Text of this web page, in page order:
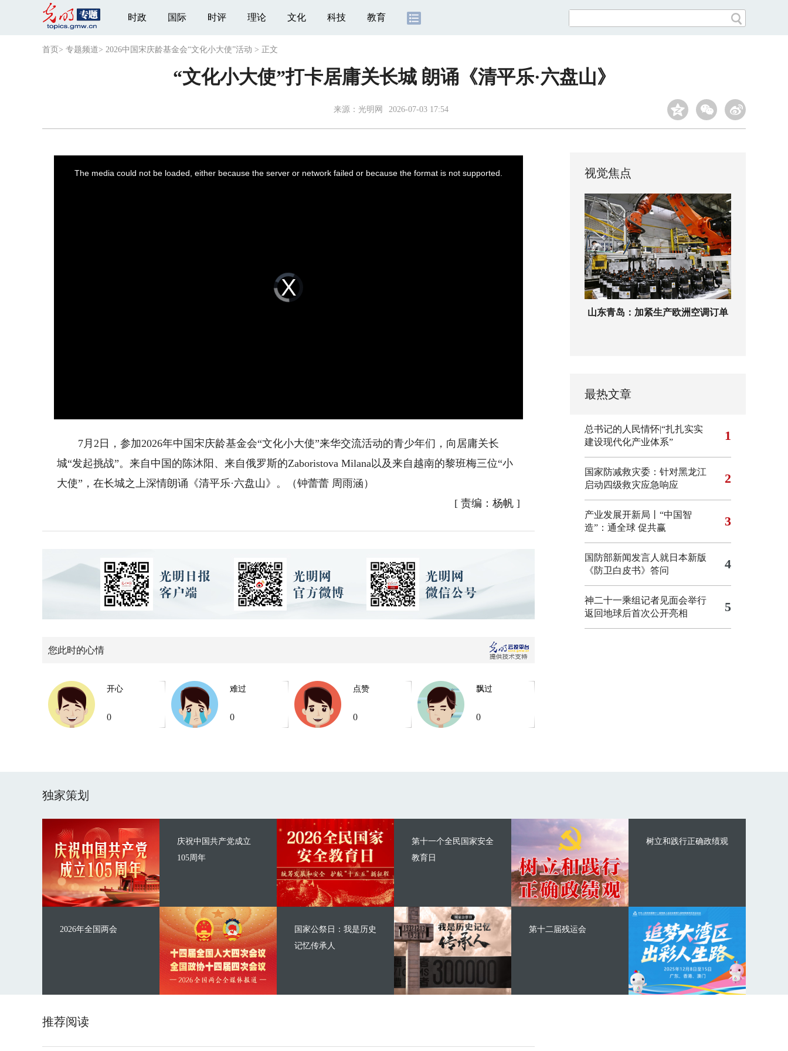
时政 国际 时评 理论 文化 科技 教育
首页 > 专题频道> 2026中国宋庆龄基金会“文化小大使”活动 > 正文
“文化小大使”打卡居庸关长城 朗诵《清平乐·六盘山》
来源： 光明网 2026-07-03 17:54
Video
Player
is
loading.
The media could not be loaded, either because the server or network failed or because the format is not supported.
7月2日，参加2026年中国宋庆龄基金会“文化小大使”来华交流活动的青少年们，向居庸关长
城“发起挑战”。来自中国的陈沐阳、来自俄罗斯的Zaboristova Milana以及来自越南的黎班梅三位“小
大使”，在长城之上深情朗诵《清平乐·六盘山》。
（钟蕾蕾 周雨涵）
[ 责编：杨帆 ]
您此时的心情
开心
0
难过
0
点赞
0
飘过
0
视觉焦点
山东青岛：加紧生产欧洲空调订单
最热文章
总书记的人民情怀|“扎扎实实
建设现代化产业体系”
1
国家防减救灾委：针对黑龙江
启动四级救灾应急响应
2
产业发展开新局丨“中国智
造”：通全球 促共赢
3
国防部新闻发言人就日本新版
《防卫白皮书》答问
4
神二十一乘组记者见面会举行
返回地球后首次公开亮相
5
独家策划
庆祝中国共产党成立
105周年
2026年全国两会
第十一个全民国家安全
教育日
国家公祭日：我是历史
记忆传承人
树立和践行正确政绩观
第十二届残运会
推荐阅读